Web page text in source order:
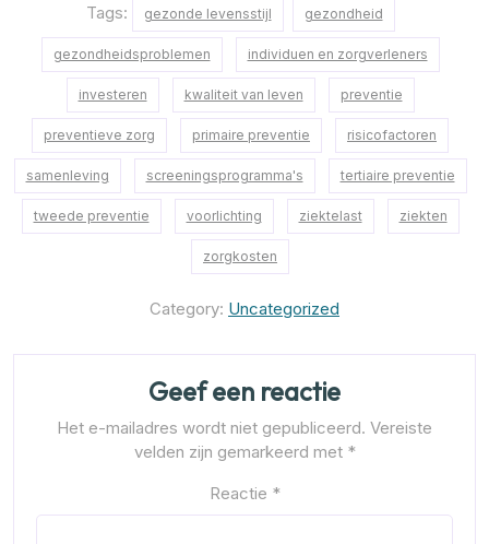
Tags: gezonde levensstijl gezondheid
gezondheidsproblemen individuen en zorgverleners
investeren kwaliteit van leven preventie
preventieve zorg primaire preventie risicofactoren
samenleving screeningsprogramma's tertiaire preventie
tweede preventie voorlichting ziektelast ziekten
zorgkosten
Category: Uncategorized
Geef een reactie
Het e-mailadres wordt niet gepubliceerd. Vereiste
velden zijn gemarkeerd met *
Reactie *